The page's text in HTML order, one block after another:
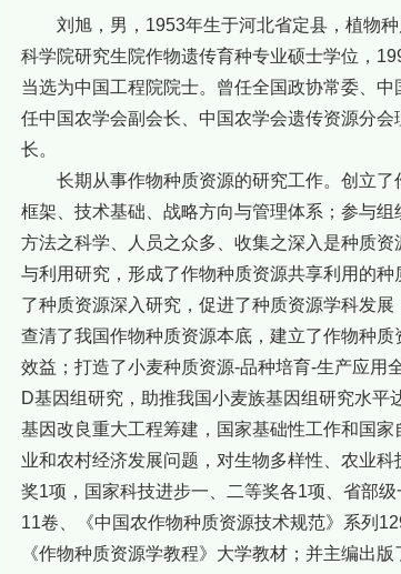
刘旭，男，1953年生于河北省定县，植物
科学院研究生院作物遗传育种专业硕士学位，
当选为中国工程院院士。曾任全国政协常委、
任中国农学会副会长、中国农学会遗传资源分
长。
长期从事作物种质资源的研究工作。创立
框架、技术基础、战略方向与管理体系；参与
方法之科学、人员之众多、收集之深入是种质
与利用研究，形成了作物种质资源共享利用的
了种质资源深入研究，促进了种质资源学科发
查清了我国作物种质资源本底，建立了作物种
效益；打造了小麦种质资源-品种培育-生产应用
D基因组研究，助推我国小麦族基因组研究水
基因改良重大工程筹建，国家基础性工作和国
业和农村经济发展问题，对生物多样性、农业
奖1项，国家科技进步一、二等奖各1项、省部
11卷、《中国农作物种质资源技术规范》系列
《作物种质资源学教程》大学教材；并主编出